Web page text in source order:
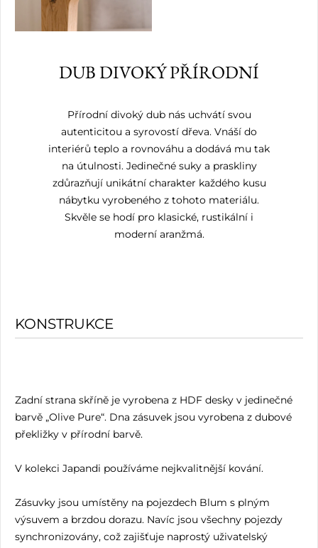
DUB DIVOKÝ PŘÍRODNÍ
Přírodní divoký dub nás uchvátí svou
autenticitou a syrovostí dřeva. Vnáší do
interiérů teplo a rovnováhu a dodává mu tak
na útulnosti. Jedinečné suky a praskliny
zdůrazňují unikátní charakter každého kusu
nábytku vyrobeného z tohoto materiálu.
Skvěle se hodí pro klasické, rustikální i
moderní aranžmá.
KONSTRUKCE
Zadní strana skříně je vyrobena z HDF desky v jedinečné
barvě „Olive Pure“. Dna zásuvek jsou vyrobena z dubové
překližky v přírodní barvě.
V kolekci Japandi používáme nejkvalitnější kování.
Zásuvky jsou umístěny na pojezdech Blum s plným
výsuvem a brzdou dorazu. Navíc jsou všechny pojezdy
synchronizovány, což zajišťuje naprostý uživatelský